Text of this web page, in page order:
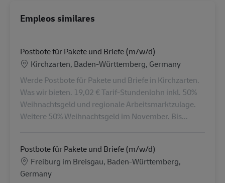
Empleos similares
Postbote für Pakete und Briefe (m/w/d)
Ubicación
Kirchzarten, Baden-Württemberg, Germany
Werde Postbote für Pakete und Briefe in Kirchzarten.
Was wir bieten. 19,02 € Tarif-Stundenlohn inkl. 50%
Weihnachtsgeld und regionale Arbeitsmarktzulage.
Weitere 50% Weihnachtsgeld im November. Bis...
Postbote für Pakete und Briefe (m/w/d)
Ubicación
Freiburg im Breisgau, Baden-Württemberg,
Germany